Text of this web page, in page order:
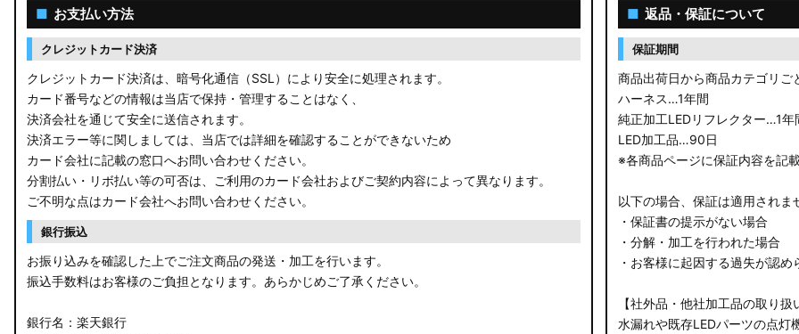
■ お支払い方法
クレジットカード決済
クレジットカード決済は、暗号化通信（SSL）により安全に処理されます。
カード番号などの情報は当店で保持・管理することはなく、
決済会社を通じて安全に送信されます。
決済エラー等に関しましては、当店では詳細を確認することができないため
カード会社に記載の窓口へお問い合わせください。
分割払い・リボ払い等の可否は、ご利用のカード会社およびご契約内容によって異なります。
ご不明な点はカード会社へお問い合わせください。
銀行振込
お振り込みを確認した上でご注文商品の発送・加工を行います。
振込手数料はお客様のご負担となります。あらかじめご了承ください。
銀行名：楽天銀行
■ 返品・保証について
保証期間
商品出荷日から商品カテゴリご
ハーネス…1年間
純正加工LEDリフレクター…1年
LED加工品…90日
※各商品ページに保証内容を記
以下の場合、保証は適用されま
・保証書の提示がない場合
・分解・加工を行われた場合
・お客様に起因する過失が認め
【社外品・他社加工品の取り扱
水漏れや既存LEDパーツの点灯